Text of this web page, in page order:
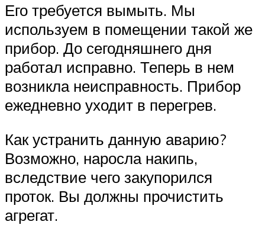
Его требуется вымыть. Мы
используем в помещении такой же
прибор. До сегодняшнего дня
работал исправно. Теперь в нем
возникла неисправность. Прибор
ежедневно уходит в перегрев.
Как устранить данную аварию?
Возможно, наросла накипь,
вследствие чего закупорился
проток. Вы должны прочистить
агрегат.